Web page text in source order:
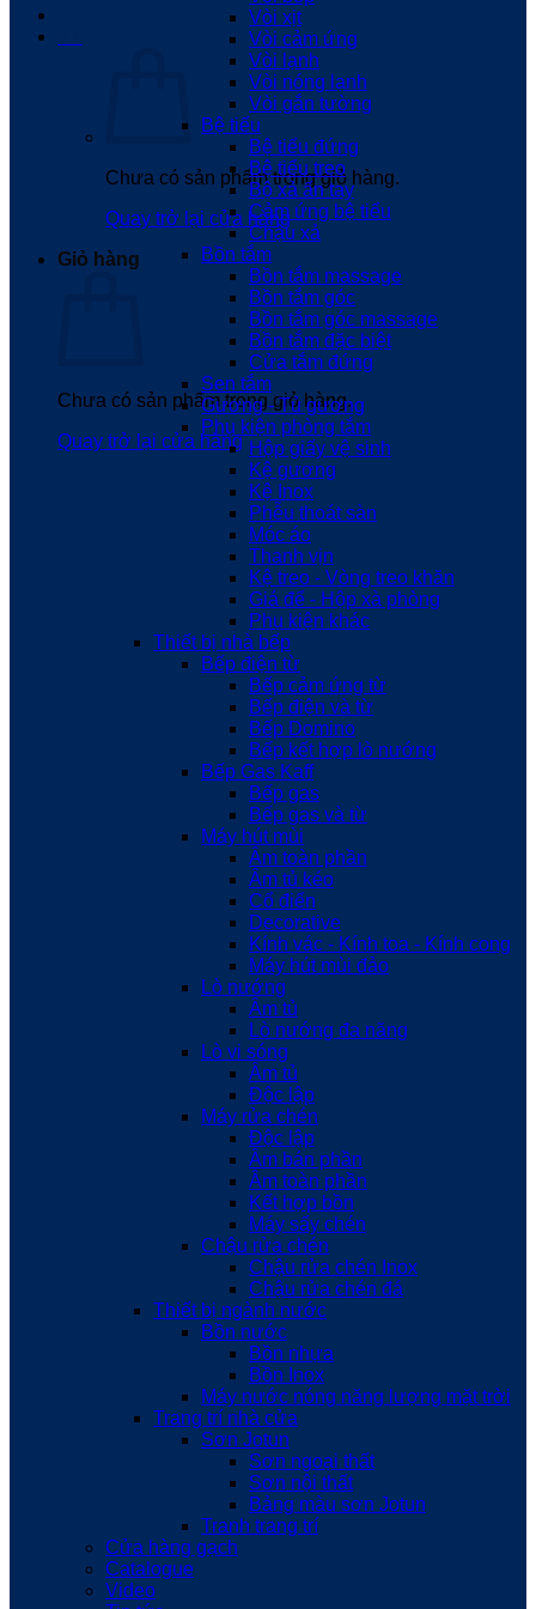
Chưa có sản phẩm trong giỏ hàng.
Quay trở lại cửa hàng
Giỏ hàng
Chưa có sản phẩm trong giỏ hàng.
Quay trở lại cửa hàng
Vòi xịt
Vòi cảm ứng
Vòi lạnh
Vòi nóng lạnh
Vòi gắn tường
Bệ tiểu
Bệ tiểu đứng
Bệ tiểu treo
Bộ xả ấn tay
Cảm ứng bệ tiểu
Chậu xả
Bồn tắm
Bồn tắm massage
Bồn tắm góc
Bồn tắm góc massage
Bồn tắm đặc biệt
Cửa tắm đứng
Sen tắm
Gương - Tủ gương
Phụ kiện phòng tắm
Hộp giấy vệ sinh
Kệ gương
Kệ Inox
Phễu thoát sàn
Móc áo
Thanh vịn
Kệ treo - Vòng treo khăn
Giá để - Hộp xà phòng
Phụ kiện khác
Thiết bị nhà bếp
Bếp điện từ
Bếp cảm ứng từ
Bếp điện và từ
Bếp Domino
Bếp kết hợp lò nướng
Bếp Gas Kaff
Bếp gas
Bếp gas và từ
Máy hút mùi
Âm toàn phần
Âm tủ kéo
Cổ điển
Decorative
Kính vác - Kính toa - Kính cong
Máy hút mùi đảo
Lò nướng
Âm tủ
Lò nướng đa năng
Lò vi sóng
Âm tủ
Độc lập
Máy rửa chén
Độc lập
Âm bán phần
Âm toàn phần
Kết hợp bồn
Máy sấy chén
Chậu rửa chén
Chậu rửa chén Inox
Chậu rửa chén đá
Thiết bị ngành nước
Bồn nước
Bồn nhựa
Bồn Inox
Máy nước nóng năng lượng mặt trời
Trang trí nhà cửa
Sơn Jotun
Sơn ngoại thất
Sơn nội thất
Bảng màu sơn Jotun
Tranh trang trí
Cửa hàng gạch
Catalogue
Video